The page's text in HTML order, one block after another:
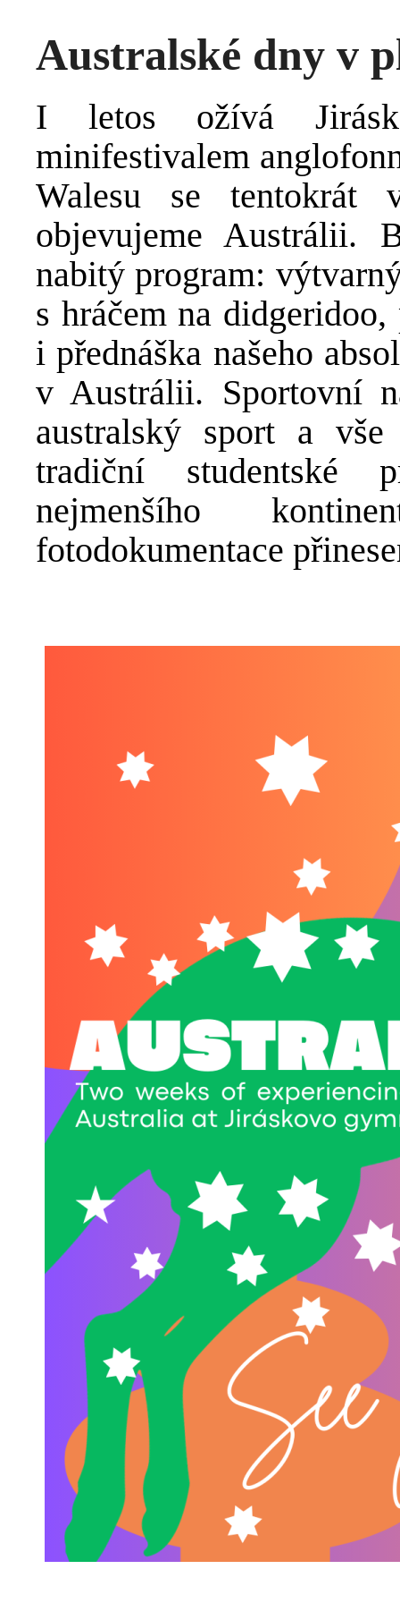
Australské dny v
I letos ožívá
minifestivalem
Walesu se tentokrát
objevujeme Austrálii.
nabitý program:
s hráčem na
i přednáška našeho
v Austrálii. Sportovní
australský sport a
tradiční studentské
nejmenšího
fotodokumentace